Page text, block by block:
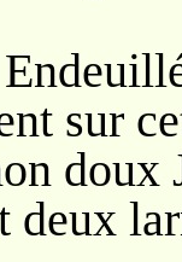
sur
doux